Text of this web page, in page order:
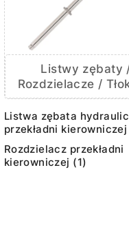
Listwy zębaty
Rozdzielacze /
Listwa zębata
przekładni
Rozdzielacz przekładni
kierowniczej (1)